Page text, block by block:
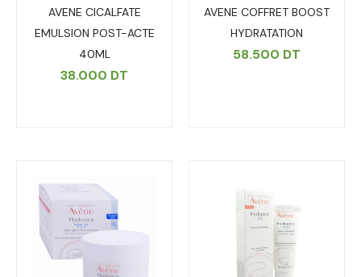
AVENE CICALFATE
EMULSION POST-ACTE
40ML
38.000 DT
AVENE COFFRET BOOST
HYDRATATION
58.500 DT